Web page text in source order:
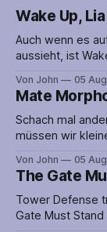
Wake Up,
Auch wenn es
aussieht, ist
oder ihnen im
Abschnitt
Puzzles werden
Von John 05
Mate
Schach mal
müssen wir
Rätsellösen
Schach haben. Zwar lässt sich Mate Morphosis auch ohne
diese spielen, in
Von John 05
The Gate
Tower Defense
Gate Must